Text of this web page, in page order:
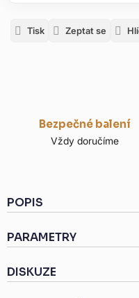
Tisk Zeptat se
Bezpečné balení
Vždy doručíme
POPIS
PARAMETRY
DISKUZE